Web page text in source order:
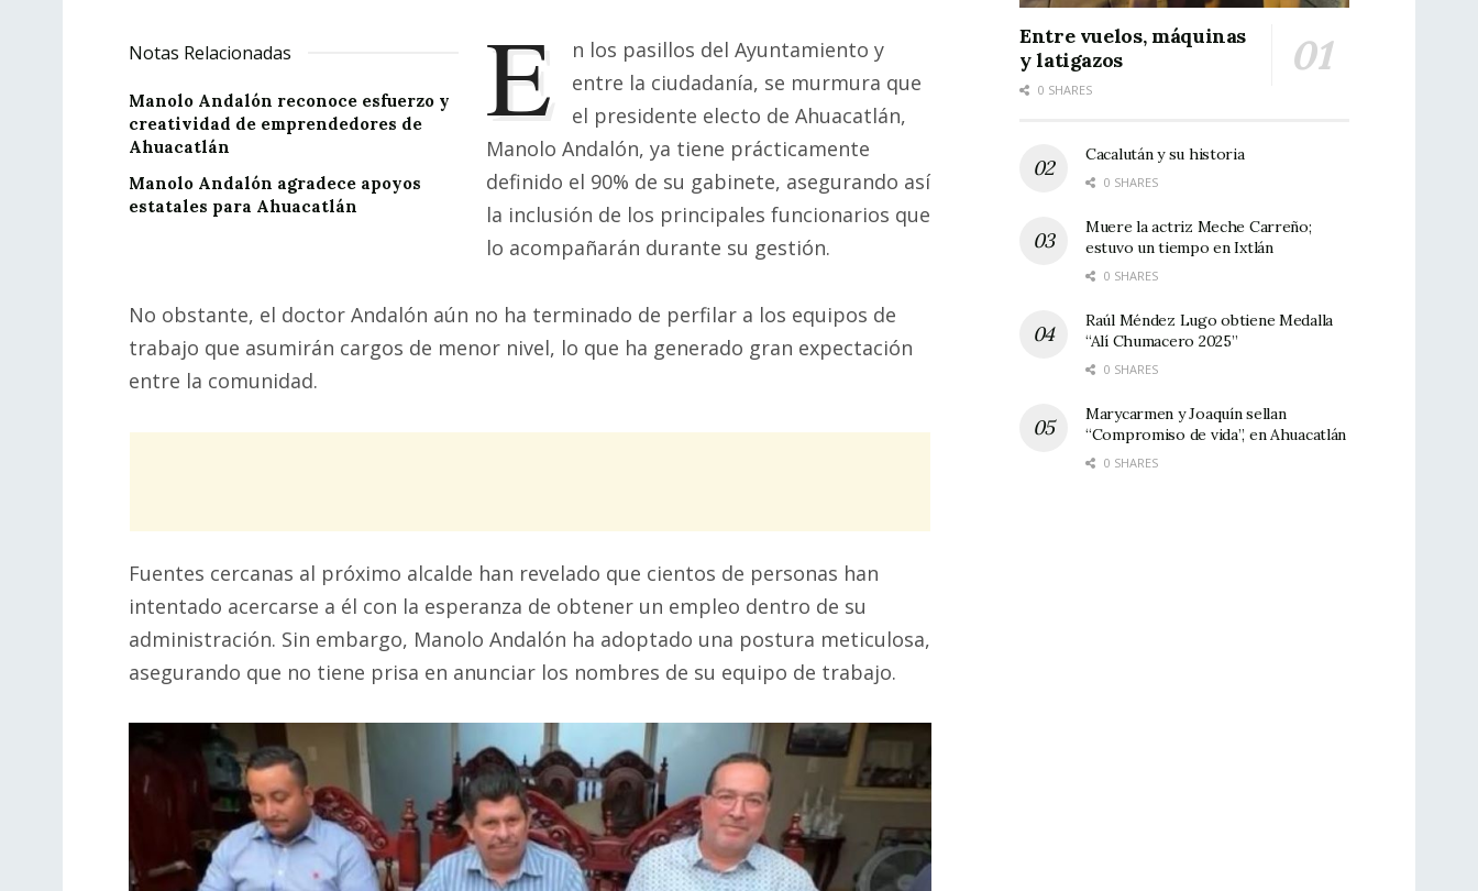
Notas Relacionadas
Manolo Andalón reconoce esfuerzo y
creatividad de emprendedores de
Ahuacatlán
Manolo Andalón agradece apoyos
estatales para Ahuacatlán
E
n los pasillos del Ayuntamiento y
entre la ciudadanía, se murmura que
el presidente electo de Ahuacatlán,
Manolo Andalón, ya tiene prácticamente
definido el 90% de su gabinete, asegurando así
la inclusión de los principales funcionarios que
lo acompañarán durante su gestión.
No obstante, el doctor Andalón aún no ha terminado de perfilar a los equipos de
trabajo que asumirán cargos de menor nivel, lo que ha generado gran expectación
entre la comunidad.
Fuentes cercanas al próximo alcalde han revelado que cientos de personas han
intentado acercarse a él con la esperanza de obtener un empleo dentro de su
administración. Sin embargo, Manolo Andalón ha adoptado una postura meticulosa,
asegurando que no tiene prisa en anunciar los nombres de su equipo de trabajo.
Entre vuelos, máquinas
y latigazos
0 SHARES
Cacalután y su historia
0 SHARES
Muere la actriz Meche Carreño;
estuvo un tiempo en Ixtlán
0 SHARES
Raúl Méndez Lugo obtiene Medalla
“Alí Chumacero 2025”
0 SHARES
Marycarmen y Joaquín sellan
“Compromiso de vida”, en Ahuacatlán
0 SHARES